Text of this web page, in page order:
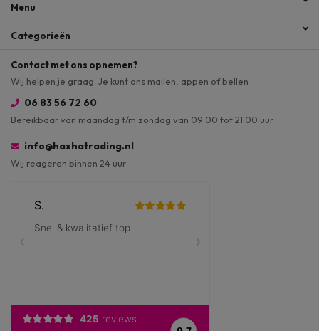
Menu
Categorieën
Contact met ons opnemen?
Wij helpen je graag. Je kunt ons mailen, appen of bellen
06 83 56 72 60
Bereikbaar van maandag t/m zondag van 09:00 tot 21:00 uur
info@haxhatrading.nl
Wij reageren binnen 24 uur